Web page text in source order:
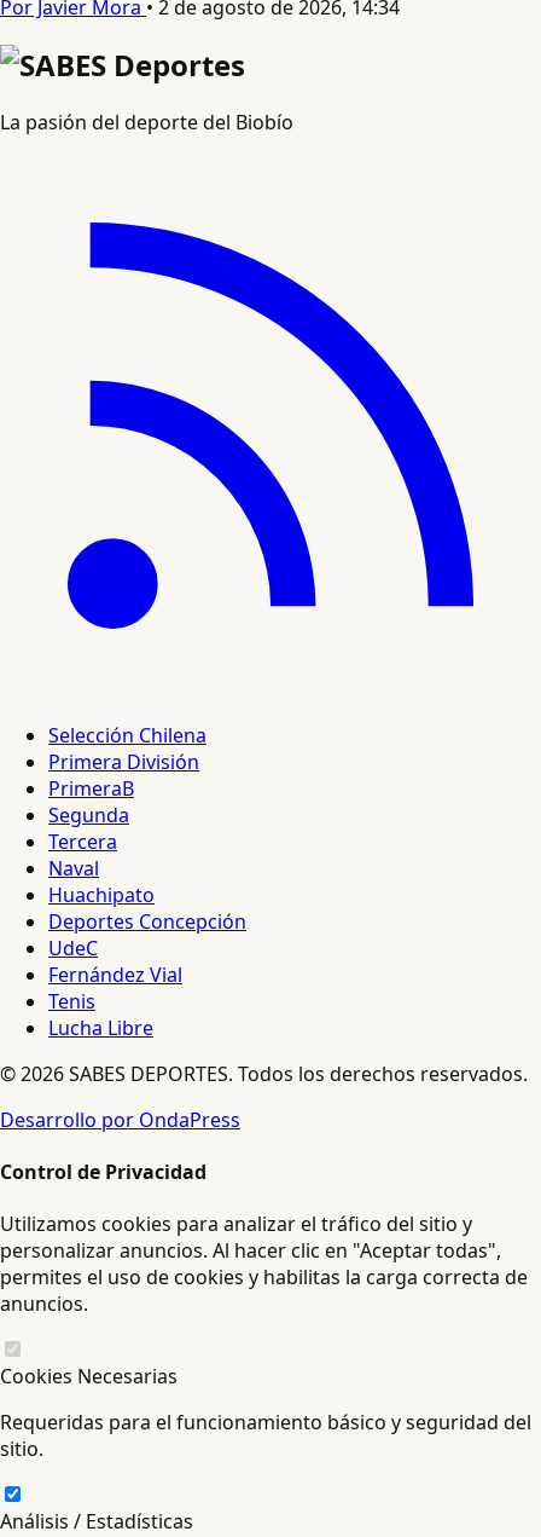
Por Javier Mora • 2 de agosto de 2026, 14:34
La pasión del deporte del Biobío
Selección Chilena
Primera División
PrimeraB
Segunda
Tercera
Naval
Huachipato
Deportes Concepción
UdeC
Fernández Vial
Tenis
Lucha Libre
© 2026 SABES DEPORTES. Todos los derechos reservados.
Desarrollo por OndaPress
Control de Privacidad
Utilizamos cookies para analizar el tráfico del sitio y
personalizar anuncios. Al hacer clic en "Aceptar todas",
permites el uso de cookies y habilitas la carga correcta de
anuncios.
Cookies Necesarias
Requeridas para el funcionamiento básico y seguridad del
sitio.
Análisis / Estadísticas